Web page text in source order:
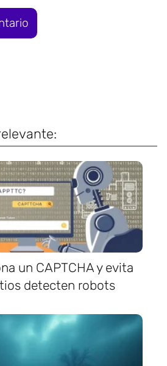
un CAPTCHA y evita
detecten robots